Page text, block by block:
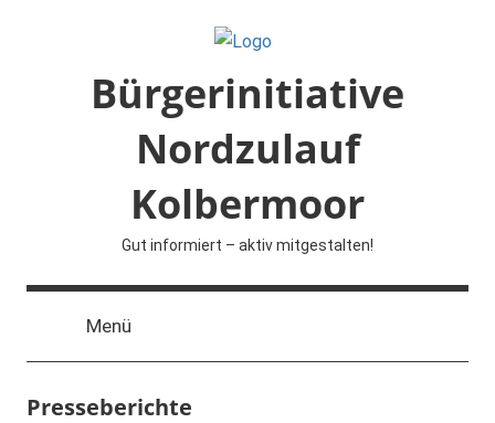
Bürgerinitiative
Nordzulauf
Kolbermoor
Gut informiert – aktiv mitgestalten!
Menü
Presseberichte